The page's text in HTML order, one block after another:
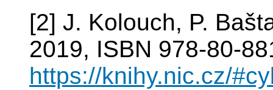
[2] J. Kolouch, P.
2019, ISBN 978-80-
https://knihy.nic.cz/